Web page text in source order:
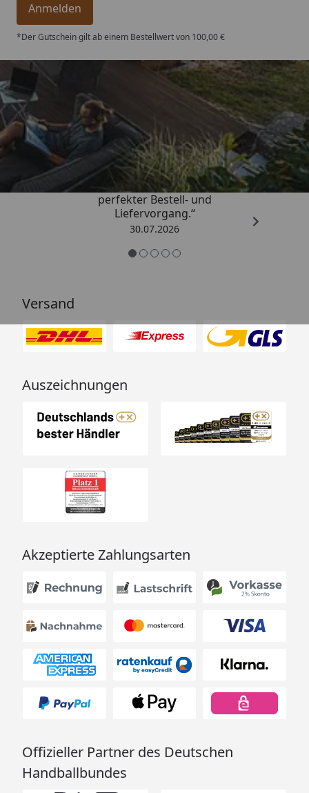
Anmelden
*Der Gutschein gilt ab einem Bestellwert von 100,00 €
Trusted Shops
4,76/ 5
„Qualitativ sehr gute Ware und ein
perfekter Bestell- und
Liefervorgang.“
30.07.2026
Versand
Auszeichnungen
Akzeptierte Zahlungsarten
Offizieller Partner des Deutschen
Handballbundes